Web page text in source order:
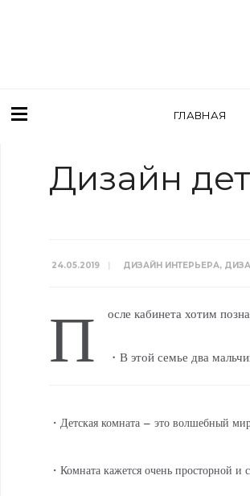
ГЛАВНАЯ
Дизайн
24.05.2019 | ДИЗАЙН ИНТЕРЬЕРА,
П осле кабинета хотим
・В этой семье два
・Детская комната – это волшебный
・Комната кажется очень просторной и